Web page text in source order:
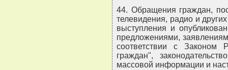
44. Обращения граждан,
телевидения, радио и
выступления и
предложениями,
соответствии с Законом
граждан",
массовой информации и